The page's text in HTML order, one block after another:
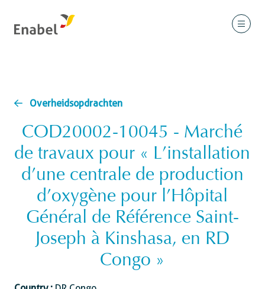
Overheidsopdrachten
COD20002-10045 - Marché
de travaux pour « L’installation
d’une centrale de production
d’oxygène pour l’Hôpital
Général de Référence Saint-
Joseph à Kinshasa, en RD
Congo »